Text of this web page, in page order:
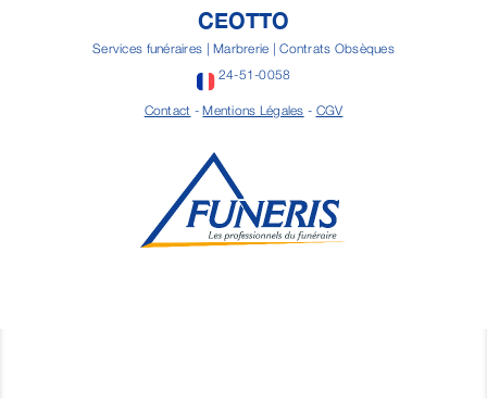
CEOTTO
Services funéraires | Marbrerie | Contrats Obsèques
24-51-0058
Contact -Mentions Légales - CGV